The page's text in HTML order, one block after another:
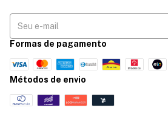
Formas de pagamento
Métodos de envio